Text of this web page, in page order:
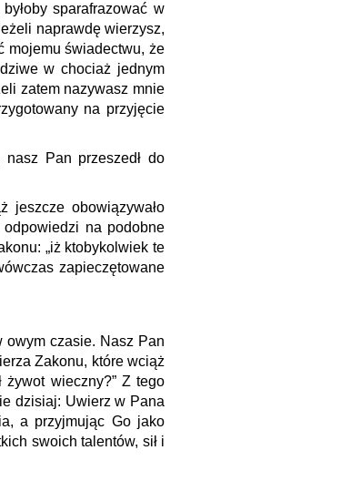
sparafrazować w
naprawdę wierzysz,
mojemu świadectwu, że
w chociaż jednym
zatem nazywasz mnie
na przyjęcie
Pan przeszedł do
jeszcze obowiązywało
na podobne
„iż ktobykolwiek te
zapieczętowane
owym czasie. Nasz Pan
Zakonu, które wciąż
żywot wieczny?” Z tego
dzisiaj: Uwierz w Pana
a przyjmując Go jako
swoich talentów, sił i